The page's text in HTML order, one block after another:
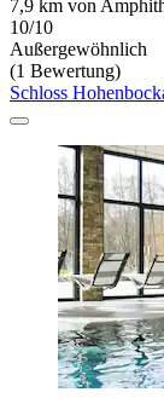
7,9 km von
10/10
Außergewöhnlich
(1 Bewertung)
Schloss